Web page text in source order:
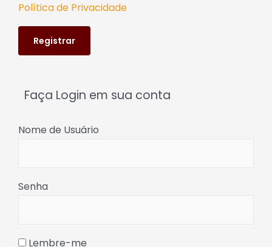
Política de Privacidade
Faça Login em sua conta
Nome de Usuário
Senha
Lembre-me